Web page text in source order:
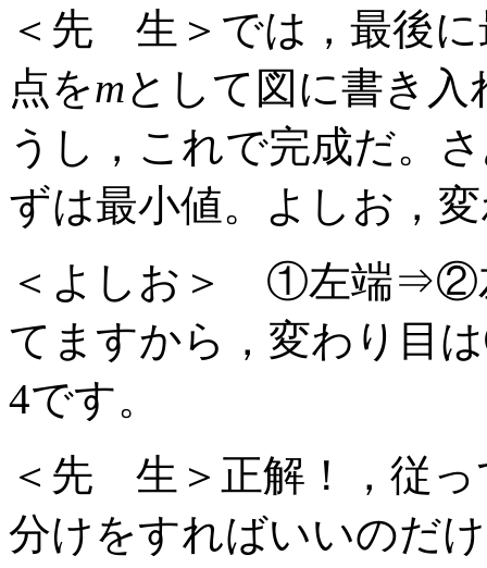
＜先 生＞では，最後に
点をmとして図に書き
うし，これで完成だ。
ずは最小値。よしお，
＜よしお＞ ①左端⇒②
てますから，変わり目
4です。
＜先 生＞正解！，従っ
分けをすればいいのだ